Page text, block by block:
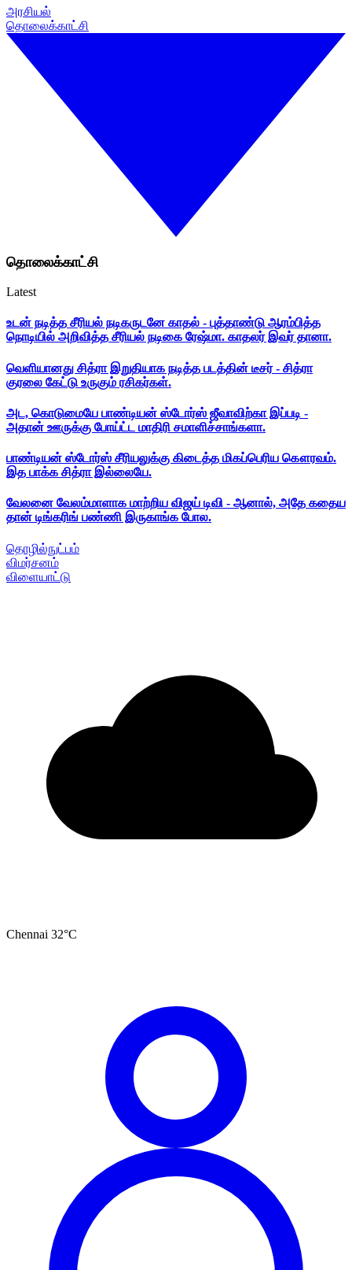
அரசியல்
தொலைக்காட்சி
தொலைக்காட்சி
Latest
உடன் நடித்த சீரியல் நடிகருடனே காதல் - புத்தாண்டு ஆரம்பித்த
நொடியில் அறிவித்த சீரியல் நடிகை ரேஷ்மா. காதலர் இவர் தானா.
வெளியானது சித்ரா இறுதியாக நடித்த படத்தின் டீசர் - சித்ரா
குரலை கேட்டு உருகும் ரசிகர்கள்.
அட, கொடுமையே பாண்டியன் ஸ்டோர்ஸ் ஜீவாவிற்கா இப்படி -
அதான் ஊருக்கு போய்ட்ட மாதிரி சமாளிச்சாங்களா.
பாண்டியன் ஸ்டோர்ஸ் சீரியலுக்கு கிடைத்த மிகப்பெரிய கௌரவம்.
இத பாக்க சித்ரா இல்லையே.
வேலனை வேலம்மாளாக மாற்றிய விஜய் டிவி - ஆனால், அதே கதைய
தான் டிங்கரிங் பண்ணி இருகாங்க போல.
தொழில்நுட்பம்
விமர்சனம்
விளையாட்டு
Chennai 32°C